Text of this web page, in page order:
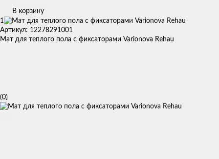
В корзину
1
Артикул: 12278291001
Мат для теплого пола с фиксаторами Varionova Rehau
(0)